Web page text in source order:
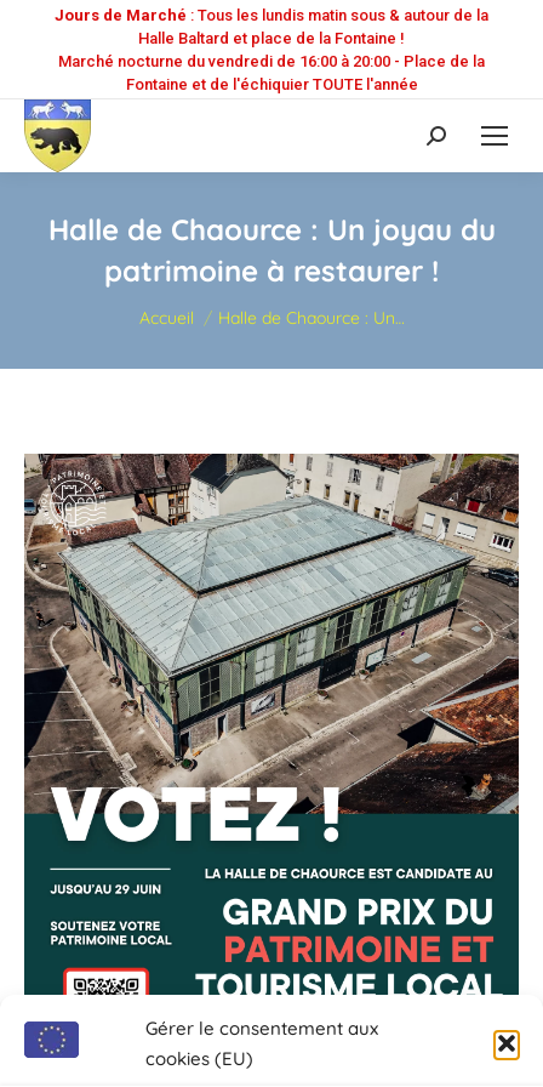
Gérer le consentement aux
cookies (EU)
Jours de Marché : Tous les lundis matin sous & autour de la
Halle Baltard et place de la Fontaine !
Marché nocturne du vendredi de 16:00 à 20:00 - Place de la
Fontaine et de l'échiquier TOUTE l'année
Recherche
:
Halle de Chaource : Un joyau du
patrimoine à restaurer !
Vous êtes ici :
Accueil Halle de Chaource : Un…